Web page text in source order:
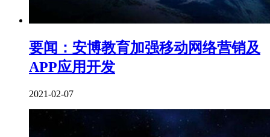
要闻：安博教育加强移动网络营销及
APP应用开发
2021-02-07